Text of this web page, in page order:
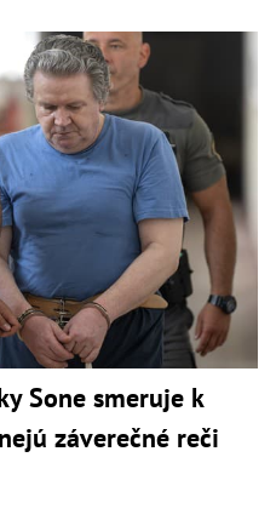
Sone smeruje k
záverečné reči